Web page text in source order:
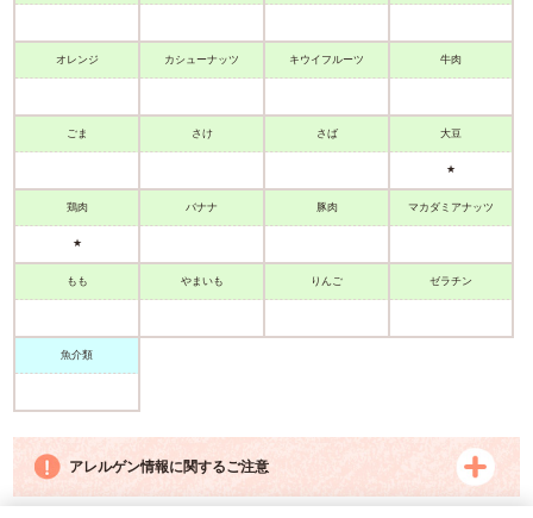
オレンジ カシューナッツ キウイフルーツ 牛肉
ごま さけ さば 大豆
★
鶏肉 バナナ 豚肉 マカダミアナッツ
★
もも まいも りんご ゼラチン
魚介類
アレルゲン情報に関するご注意